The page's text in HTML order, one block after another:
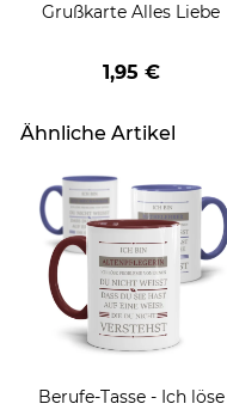
Grußkarte Alles Liebe
1,95 €
Ähnliche Artikel
Berufe-Tasse - Ich löse